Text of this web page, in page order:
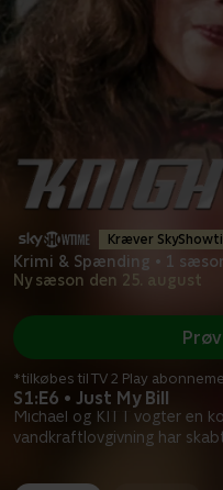
Kræver
Krimi & Spænding • 1
Ny sæson den 25. august
S1:E6 • Just My Bill
Michael og KITT vogter en
vandkraftlovgivning har
*tilkøbes til TV 2 Play